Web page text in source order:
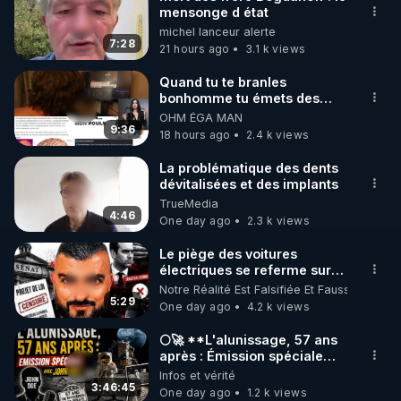
🌱 INSTAGRAM
https://www.instagram.com/rdlr_thierrycasasnovas/
http://rgnr.li/instagram
🌱 LA NEWSLETTER
Pour ne pas rater l’actualité RGNR (stages,
http://rgnr.li/news
🌱 VIDÉOS NON CENSURÉES SUR ODYSEE
Toutes les vidéos Youtube sont aussi sur la
http://rgnr.li/odysee
🌱 LES STAGES EN PRÉSENTIEL
http://rgnr.li/stages
7:28
mensonge d état
michel lanceur alerte
21 hours ago
3.1 k views
9:36
Quand tu te branles
bonhomme tu émets des
ondes ils ont juste omis de
t'expliquer
OHM ÉGA MAN
18 hours ago
2.4 k views
4:46
La problématique des dents
dévitalisées et des implants
TrueMedia
One day ago
2.3 k views
5:29
Le piège des voitures
électriques se referme sur
les usagers !
Notre Réalité Est Falsifiée Et Fausse
One day ago
4.2 k views
3:46:45
🌕🚀 **L'alunissage, 57 ans
après : Émission spéciale
avec John Doe !** 👨 🚀✨
Infos et vérité
One day ago
1.2 k views